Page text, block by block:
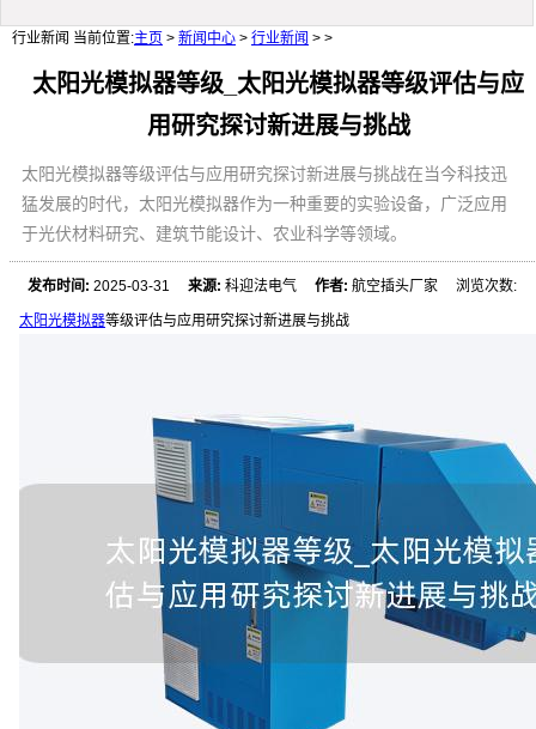
行业新闻 当前位置:主页 > 新闻中心 > 行业新闻 > >
太阳光模拟器等级_太阳光模拟器等级评估与应
用研究探讨新进展与挑战
太阳光模拟器等级评估与应用研究探讨新进展与挑战在当今科技迅
猛发展的时代，太阳光模拟器作为一种重要的实验设备，广泛应用
于光伏材料研究、建筑节能设计、农业科学等领域。
发布时间: 2025-03-31来源: 科迎法电气作者: 航空插头厂家 浏览次数:
太阳光模拟器等级评估与应用研究探讨新进展与挑战